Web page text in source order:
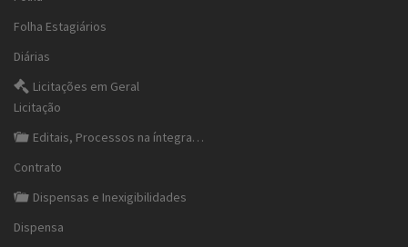
Folha Estagiários
Diárias
Licitações em Geral
Licitação
Editais, Processos na íntegra…
Contrato
Dispensas e Inexigibilidades
Dispensa